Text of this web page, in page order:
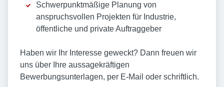
Schwerpunktmäßige Planung von
anspruchsvollen Projekten für Industrie,
öffentliche und private Auftraggeber
Haben wir Ihr Interesse geweckt? Dann freuen wir
uns über Ihre aussagekräftigen
Bewerbungsunterlagen, per E-Mail oder schriftlich.